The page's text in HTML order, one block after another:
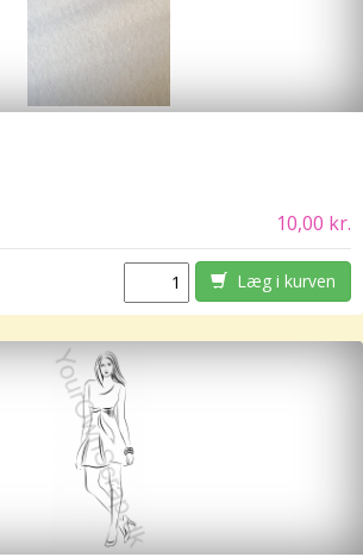
10,00 kr.
Læg i kurven